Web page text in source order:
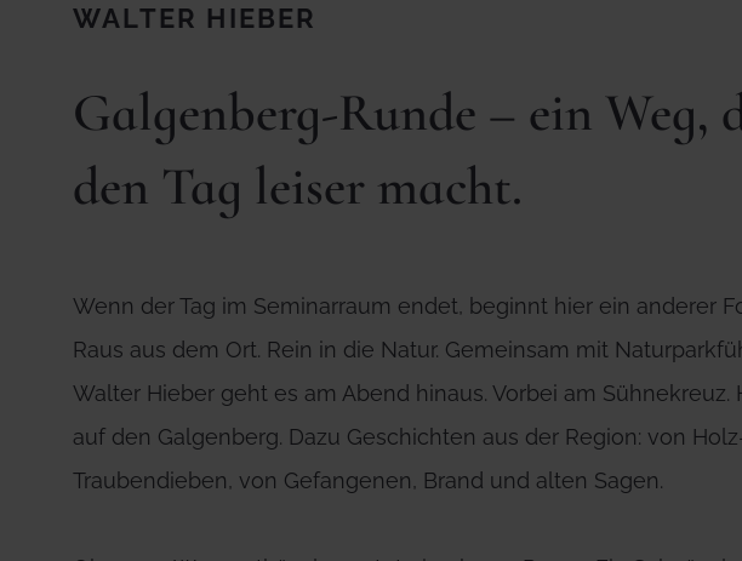
WALTER HIEBER
Galgenberg-Runde – ein Weg,
den Tag leiser macht.
Wenn der Tag im Seminarraum endet, beginnt hier ein anderer
Raus aus dem Ort. Rein in die Natur. Gemeinsam mit
Walter Hieber geht es am Abend hinaus. Vorbei am Sühnekreuz.
auf den Galgenberg. Dazu Geschichten aus der Region: von
Traubendieben, von Gefangenen, Brand und alten Sagen.